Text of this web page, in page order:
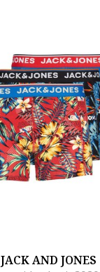
JACK AND JONES